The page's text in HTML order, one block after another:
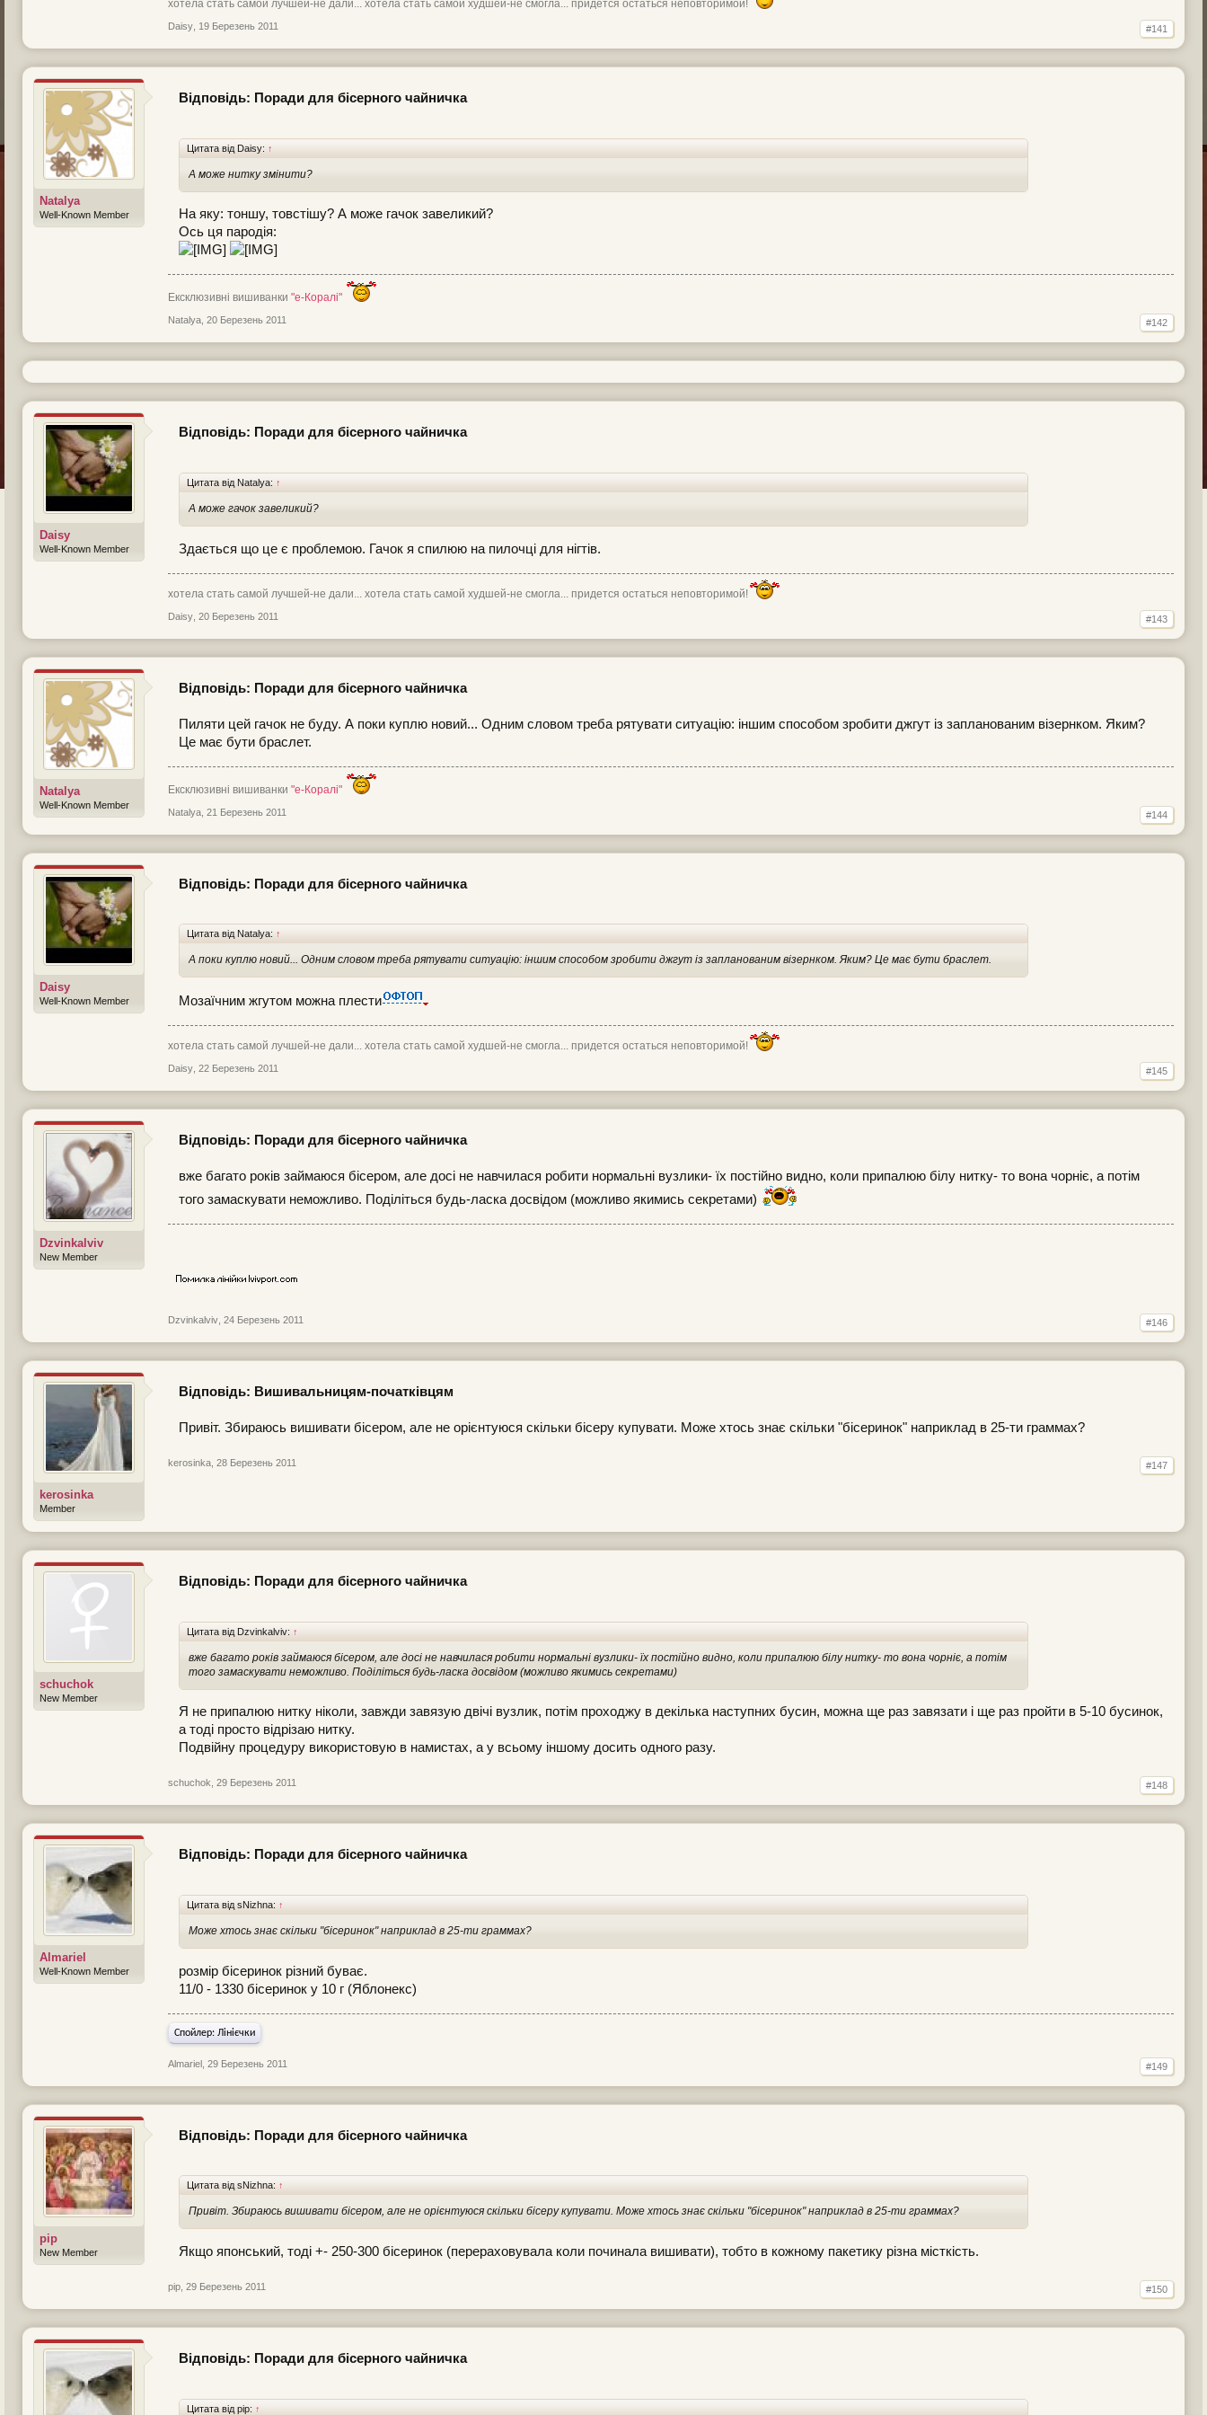
хотела стать самой лучшей-не дали... хотела стать самой худшей-не смогла... придется остаться неповторимой!
Daisy 19 Березень 2011 #141
Natalya
Well-Known Member
Відповідь: Поради для бісерного чайничка
Цитата від Daisy: ↑
А може нитку змінити?
На яку: тоншу, товстішу? А може гачок завеликий?
Ось ця пародія:
Ексклюзивні вишиванки "е-Коралі"
Natalya 20 Березень 2011 #142
Daisy
Well-Known Member
Відповідь: Поради для бісерного чайничка
Цитата від Natalya: ↑
А може гачок завеликий?
Здається що це є проблемою. Гачок я спилюю на пилочці для нігтів.
хотела стать самой лучшей-не дали... хотела стать самой худшей-не смогла... придется остаться неповторимой!
Daisy 20 Березень 2011 #143
Natalya
Well-Known Member
Відповідь: Поради для бісерного чайничка
Пиляти цей гачок не буду. А поки куплю новий... Одним словом треба рятувати ситуацію: іншим способом зробити джгут із запланованим візернком. Яким?
Це має бути браслет.
Ексклюзивні вишиванки "е-Коралі"
Natalya 21 Березень 2011 #144
Daisy
Well-Known Member
Відповідь: Поради для бісерного чайничка
Цитата від Natalya: ↑
А поки куплю новий... Одним словом треба рятувати ситуацію: іншим способом зробити джгут із запланованим візернком. Яким? Це має бути браслет.
Мозаїчним жгутом можна плести
хотела стать самой лучшей-не дали... хотела стать самой худшей-не смогла... придется остаться неповторимой!
Daisy 22 Березень 2011 #145
Dzvinkalviv
New Member
Відповідь: Поради для бісерного чайничка
вже багато років займаюся бісером, але досі не навчилася робити нормальні вузлики- їх постійно видно, коли припалюю білу нитку- то вона чорніє, а потім
того замаскувати неможливо. Поділіться будь-ласка досвідом (можливо якимись секретами)
Dzvinkalviv 24 Березень 2011 #146
kerosinka
Member
Відповідь: Вишивальницям-початківцям
Привіт. Збираюсь вишивати бісером, але не орієнтуюся скільки бісеру купувати. Може хтось знає скільки "бісеринок" наприклад в 25-ти граммах?
kerosinka 28 Березень 2011 #147
schuchok
New Member
Відповідь: Поради для бісерного чайничка
Цитата від Dzvinkalviv: ↑
вже багато років займаюся бісером, але досі не навчилася робити нормальні вузлики- їх постійно видно, коли припалюю білу нитку- то вона чорніє, а потім
того замаскувати неможливо. Поділіться будь-ласка досвідом (можливо якимись секретами)
Я не припалюю нитку ніколи, завжди завязую двічі вузлик, потім проходжу в декілька наступних бусин, можна ще раз завязати і ще раз пройти в 5-10 бусинок,
а тоді просто відрізаю нитку.
Подвійну процедуру використовую в намистах, а у всьому іншому досить одного разу.
schuchok 29 Березень 2011 #148
Almariel
Well-Known Member
Відповідь: Поради для бісерного чайничка
Цитата від sNizhna: ↑
Може хтось знає скільки "бісеринок" наприклад в 25-ти граммах?
розмір бісеринок різний буває.
11/0 - 1330 бісеринок у 10 г (Яблонекс)
Спойлер: Лінієчки
Almariel 29 Березень 2011 #149
pip
New Member
Відповідь: Поради для бісерного чайничка
Цитата від sNizhna: ↑
Привіт. Збираюсь вишивати бісером, але не орієнтуюся скільки бісеру купувати. Може хтось знає скільки "бісеринок" наприклад в 25-ти граммах?
Якщо японський, тоді +- 250-300 бісеринок (перераховувала коли починала вишивати), тобто в кожному пакетику різна місткість.
pip 29 Березень 2011 #150
Відповідь: Поради для бісерного чайничка
Цитата від pip: ↑